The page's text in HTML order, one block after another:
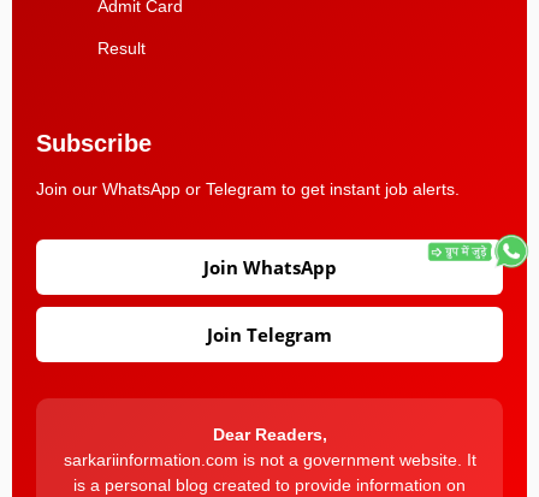
Admit Card
Result
Subscribe
Join our WhatsApp or Telegram to get instant job alerts.
Join WhatsApp
Join Telegram
Dear Readers,
sarkariinformation.com is not a government website. It
is a personal blog created to provide information on